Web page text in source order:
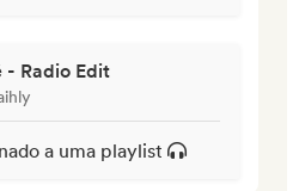
- Radio Edit
a uma playlist